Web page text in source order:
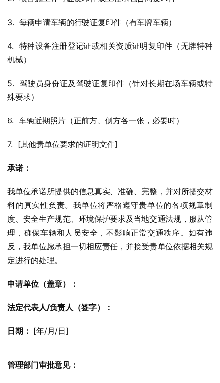
3.  每辆申请车辆的行驶证复印件（有车牌车辆）
4.  特种设备注册登记证或相关资质证明复印件（无牌特种
机械）
5.  驾驶员身份证及驾驶证复印件（针对长期在场车辆或特
殊要求）
6.  车辆近期照片（正前方、侧方各一张，必要时）
7.  [其他贵单位要求的证明文件]
承诺：
我单位承诺所提供的信息真实、准确、完整，并对所提交材
料的真实性负责。我单位将严格遵守贵单位的各项规章制
度、安全生产规范、环境保护要求及当地交通法规，服从管
理，确保车辆和人员安全，不影响正常交通秩序。如有违
反，我单位愿承担一切相应责任，并接受贵单位依据相关规
定进行的处理。
申请单位（盖章）：
法定代表人/负责人（签字）：
日期： [年/月/日]
管理部门审批意见：